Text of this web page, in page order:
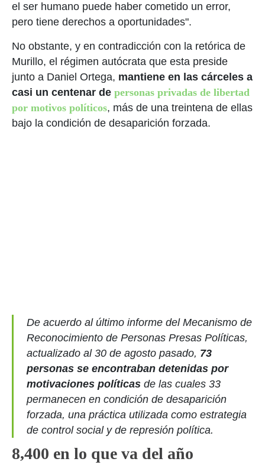
el ser humano puede haber cometido un error,
pero tiene derechos a oportunidades".
No obstante, y en contradicción con la retórica de
Murillo, el régimen autócrata que esta preside
junto a Daniel Ortega, mantiene en las cárceles a
casi un centenar de personas privadas de libertad
por motivos políticos, más de una treintena de ellas
bajo la condición de desaparición forzada.
De acuerdo al último informe del Mecanismo de
Reconocimiento de Personas Presas Políticas,
actualizado al 30 de agosto pasado, 73
personas se encontraban detenidas por
motivaciones políticas de las cuales 33
permanecen en condición de desaparición
forzada, una práctica utilizada como estrategia
de control social y de represión política.
8,400 en lo que va del año